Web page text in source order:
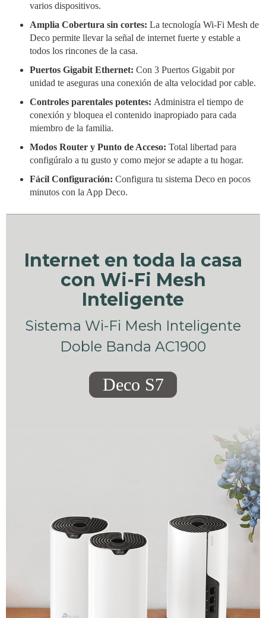
varios dispositivos.
Amplia Cobertura sin cortes: La tecnología Wi-Fi Mesh de
Deco permite llevar la señal de internet fuerte y estable a
todos los rincones de la casa.
Puertos Gigabit Ethernet: Con 3 Puertos Gigabit por
unidad te aseguras una conexión de alta velocidad por cable.
Controles parentales potentes: Administra el tiempo de
conexión y bloquea el contenido inapropiado para cada
miembro de la familia.
Modos Router y Punto de Acceso: Total libertad para
configúralo a tu gusto y como mejor se adapte a tu hogar.
Fácil Configuración: Configura tu sistema Deco en pocos
minutos con la App Deco.
Internet en toda la casa
con Wi-Fi Mesh
Inteligente
Sistema Wi-Fi Mesh Inteligente
Doble Banda AC1900
Deco S7